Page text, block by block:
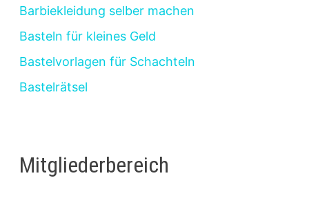
Barbiekleidung selber machen
Basteln für kleines Geld
Bastelvorlagen für Schachteln
Bastelrätsel
Mitgliederbereich